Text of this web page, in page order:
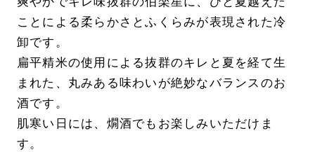
ことによる柔らかさとふくらみが表現された冷
卸です。
扁平精米の使用による抜群のキレと夏を経て生
まれた、丸みある味わいが絶妙なバランスのお
酒です。
肌寒い日には、燗酒でもお楽しみいただけま
す。